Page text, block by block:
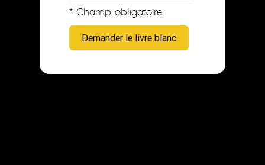
* Champ obligatoire
Demander le livre blanc